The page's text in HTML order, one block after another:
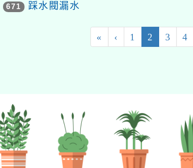
671 踩水閥漏水
« ‹ 1 2 (current)
3 4